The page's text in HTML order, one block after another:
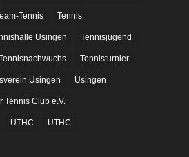
Tennis Tennis
Usingen Tennisjugend
Tennisturnier
Usingen Usingen
Tennis Club e.V.
UTHC UTHC